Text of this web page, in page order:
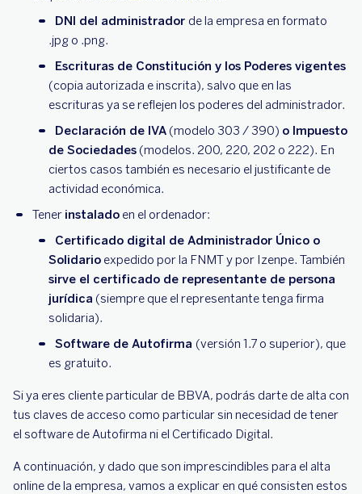
DNI del administrador de la empresa en formato
.jpg o .png.
Escrituras de Constitución y los Poderes vigentes
(copia autorizada e inscrita), salvo que en las
escrituras ya se reflejen los poderes del administrador.
Declaración de IVA (modelo 303 / 390) o Impuesto
de Sociedades (modelos. 200, 220, 202 o 222). En
ciertos casos también es necesario el justificante de
actividad económica.
Tener instalado en el ordenador:
Certificado digital de Administrador Único o
Solidario expedido por la FNMT y por Izenpe. También
sirve el certificado de representante de persona
jurídica (siempre que el representante tenga firma
solidaria).
Software de Autofirma (versión 1.7 o superior), que
es gratuito.
Si ya eres cliente particular de BBVA, podrás darte de alta con
tus claves de acceso como particular sin necesidad de tener
el software de Autofirma ni el Certificado Digital.
A continuación, y dado que son imprescindibles para el alta
online de la empresa, vamos a explicar en qué consisten estos